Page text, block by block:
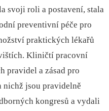
svoji roli a postavení, stala
preventivní péče pro
praktických lékařů
Kliničtí pracovní
pravidel a zásad pro
nichž jsou pravidelně
kongresů a vydali